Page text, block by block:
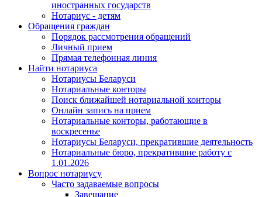
иностранных государств
Нотариус - детям
Обращения граждан
Порядок рассмотрения обращений
Личный прием
Прямая телефонная линия
Найти нотариуса
Нотариусы Беларуси
Нотариальные конторы
Поиск ближайшей нотариальной конторы
Онлайн запись на прием
Нотариальные конторы, работающие в
воскресенье
Нотариусы Беларуси, прекратившие деятельность
Нотариальные бюро, прекратившие работу с
1.01.2026
Вопрос нотариусу
Часто задаваемые вопросы
Завещание